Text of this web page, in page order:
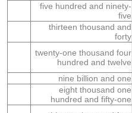
five hundred and ninety-
five
thirteen thousand and
forty
twenty-one thousand four
hundred and twelve
nine billion and one
eight thousand one
hundred and fifty-one